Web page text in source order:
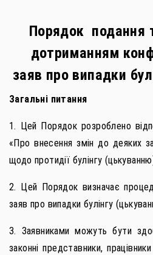
Порядок подання
дотриманням
заяв про випадки
Загальні питання
1. Цей Порядок розроблено
«Про внесення змін до деяких
щодо протидії булінгу
2. Цей Порядок визначає
заяв про випадки булінгу
3. Заявниками можуть бути
законні представники,